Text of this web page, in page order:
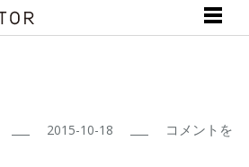
2015-10-18
m.o.e
コメントを